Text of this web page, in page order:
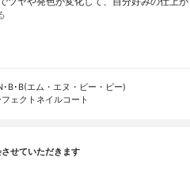
･B･B(エム・エヌ・ビー・ビー)
ェクトネイルコート
せていただきます